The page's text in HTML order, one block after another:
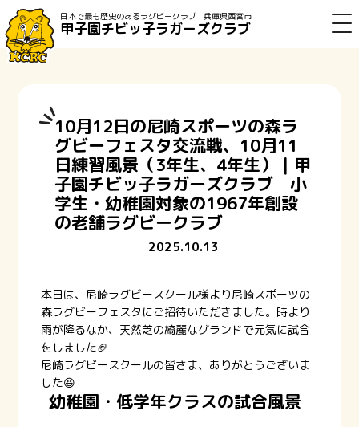
日本で最も歴史のあるラグビークラブ | 兵庫県西宮市
甲子園チビッ子ラガーズクラブ
10月12日の尼崎スポーツの森ラ
グビーフェスタ交流戦、10月11
日練習風景（3年生、4年生）｜甲
子園チビッ子ラガーズクラブ 小
学生・幼稚園対象の1967年創設
の老舗ラグビークラブ
2025.10.13
本日は、尼崎ラグビースクール様より尼崎スポーツの
森ラグビーフェスタにご招待いただきました。時より
雨が降るなか、天然芝の綺麗なグランドで元気に試合
をしました🏈
尼崎ラグビースクールの皆さま、ありがとうございま
した😆
幼稚園・低学年クラスの試合風景